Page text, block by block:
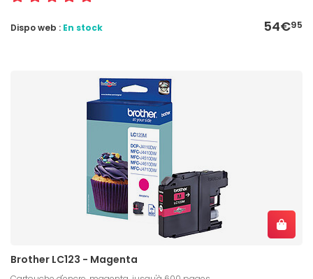
54€95
Dispo web : En stock
Brother LC123 - Magenta